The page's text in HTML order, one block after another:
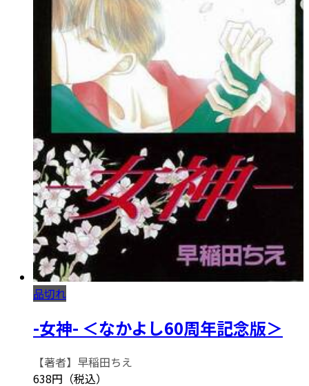
品切れ
-女神- ＜なかよし60周年記念版＞
【著者】早稲田ちえ
638円（税込）